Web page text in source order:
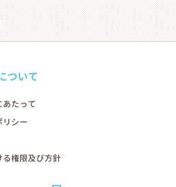
ついて
あたって
リシー
権限及び方針